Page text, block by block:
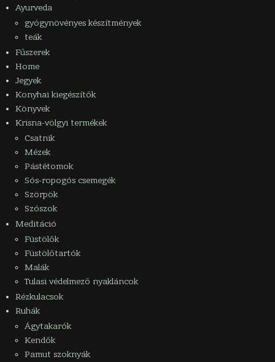
Ayurveda
gyógynövényes készítmények
teák
Fűszerek
Home
Jegyek
Konyhai kiegészítők
Könyvek
Krisna-völgyi termékek
Csatnik
Mézek
Pástétomok
Sós-ropogós csemegék
Szörpök
Szószok
Meditáció
Füstölők
Füstölőtartók
Malák
Tulasi védelmező nyakláncok
Rézkulacsok
Ruhák
Ágytakarók
Kendők
Pamut szoknyák